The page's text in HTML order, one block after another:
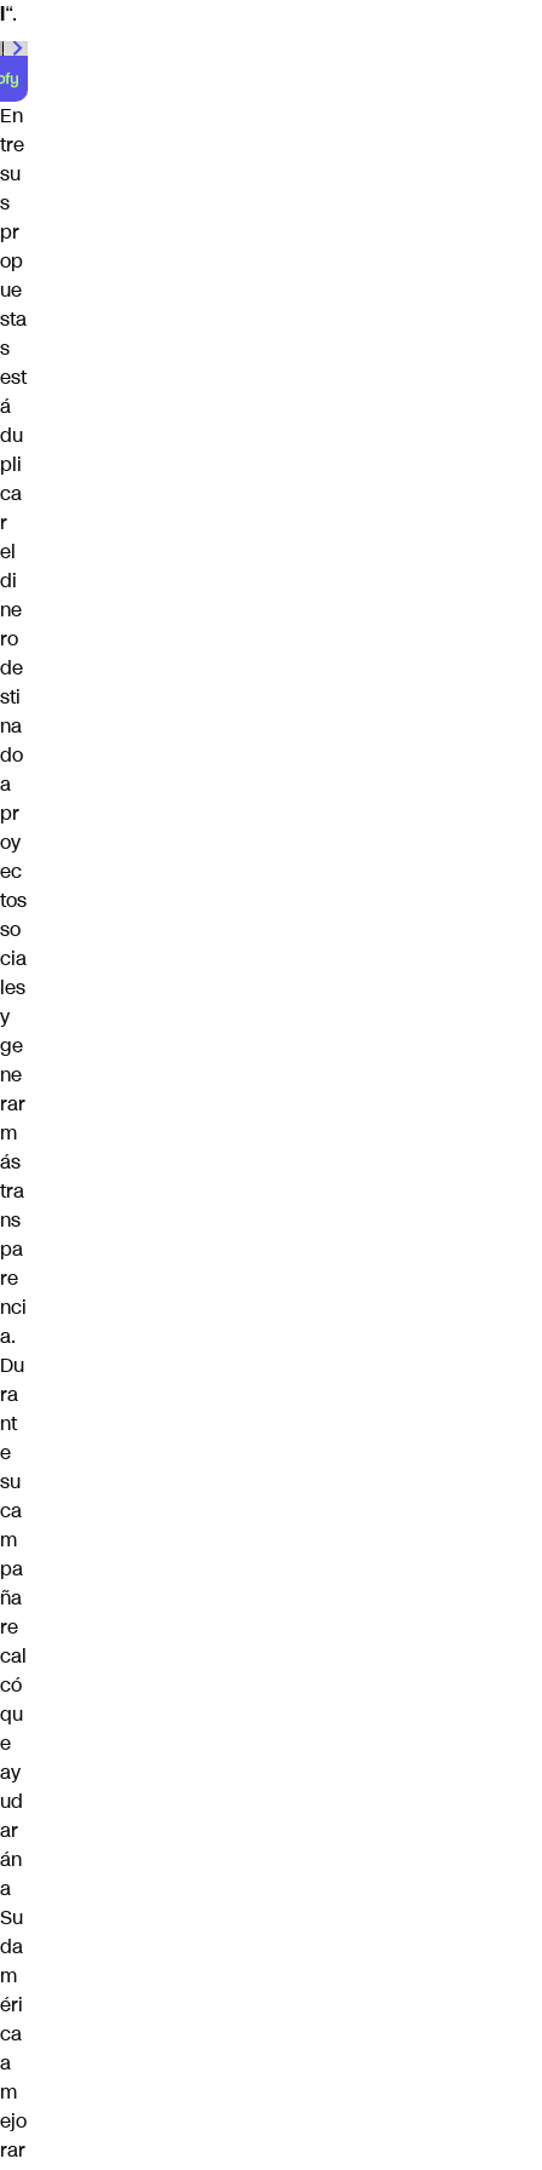
l“.
En
tre
su
s
pr
op
ue
sta
s
est
á
du
pli
ca
r
el
di
ne
ro
de
sti
na
do
a
pr
oy
ec
tos
so
cia
les
y
ge
ne
rar
m
ás
tra
ns
pa
re
nci
a.
Du
ra
nt
e
su
ca
m
pa
ña
re
cal
có
qu
e
ay
ud
ar
án
a
Su
da
m
éri
ca
a
m
ejo
rar